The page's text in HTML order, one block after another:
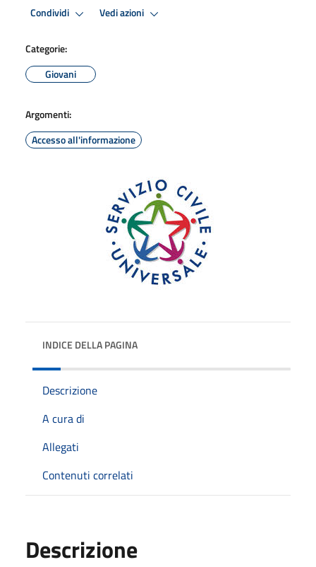
Condividi Vedi azioni
Categorie:
Giovani
Argomenti:
Accesso all'informazione
INDICE DELLA PAGINA
Descrizione
A cura di
Allegati
Contenuti correlati
Descrizione